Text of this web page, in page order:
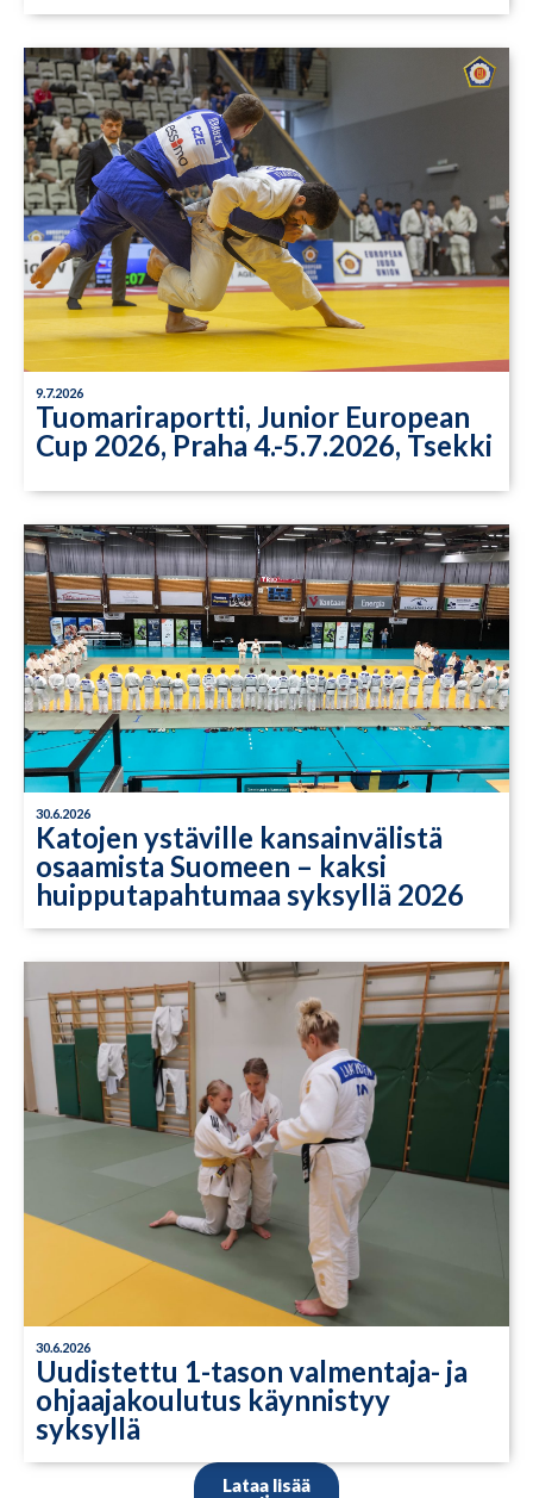
9.7.2026
Tuomariraportti, Junior European
Cup 2026, Praha 4.-5.7.2026, Tsekki
30.6.2026
Katojen ystäville kansainvälistä
osaamista Suomeen – kaksi
huipputapahtumaa syksyllä 2026
30.6.2026
Uudistettu 1-tason valmentaja- ja
ohjaajakoulutus käynnistyy
syksyllä
Lataa lisää